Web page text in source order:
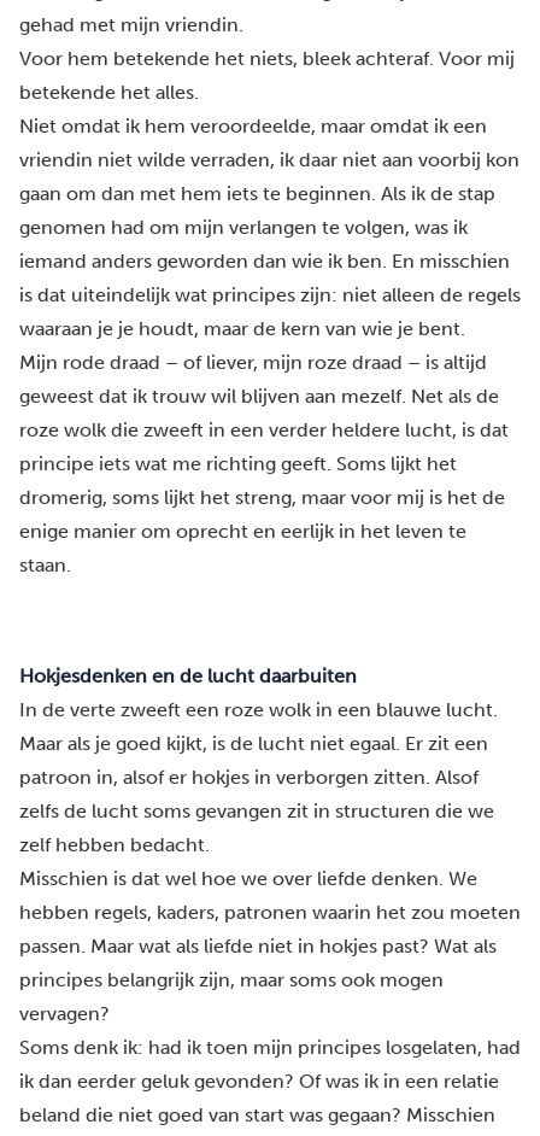
gehad met mijn vriendin.
Voor hem betekende het niets, bleek achteraf. Voor mij
betekende het alles.
Niet omdat ik hem veroordeelde, maar omdat ik een
vriendin niet wilde verraden, ik daar niet aan voorbij kon
gaan om dan met hem iets te beginnen. Als ik de stap
genomen had om mijn verlangen te volgen, was ik
iemand anders geworden dan wie ik ben. En misschien
is dat uiteindelijk wat principes zijn: niet alleen de regels
waaraan je je houdt, maar de kern van wie je bent.
Mijn rode draad – of liever, mijn roze draad – is altijd
geweest dat ik trouw wil blijven aan mezelf. Net als de
roze wolk die zweeft in een verder heldere lucht, is dat
principe iets wat me richting geeft. Soms lijkt het
dromerig, soms lijkt het streng, maar voor mij is het de
enige manier om oprecht en eerlijk in het leven te
staan.
Hokjesdenken en de lucht daarbuiten
In de verte zweeft een roze wolk in een blauwe lucht.
Maar als je goed kijkt, is de lucht niet egaal. Er zit een
patroon in, alsof er hokjes in verborgen zitten. Alsof
zelfs de lucht soms gevangen zit in structuren die we
zelf hebben bedacht.
Misschien is dat wel hoe we over liefde denken. We
hebben regels, kaders, patronen waarin het zou moeten
passen. Maar wat als liefde niet in hokjes past? Wat als
principes belangrijk zijn, maar soms ook mogen
vervagen?
Soms denk ik: had ik toen mijn principes losgelaten, had
ik dan eerder geluk gevonden? Of was ik in een relatie
beland die niet goed van start was gegaan? Misschien